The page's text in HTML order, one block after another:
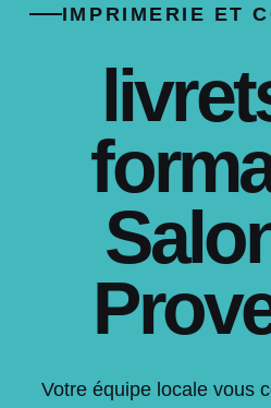
IMPRIMERIE ET
Votre équipe locale vous